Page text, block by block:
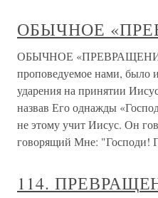
ОБЫЧНОЕ
ОБЫЧНОЕ
проповедуемое нами, было
ударения на принятии
назвав Его однажды
не этому учит Иисус. Он
говорящий Мне: "Господи!
114.